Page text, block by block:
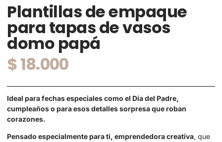
Plantillas de empaque
para tapas de vasos
domo papá
$18.000
Ideal para fechas especiales como el Día del Padre,
cumpleaños o para esos detalles sorpresa que roban
corazones.
Pensado especialmente para ti, emprendedora creativa, que